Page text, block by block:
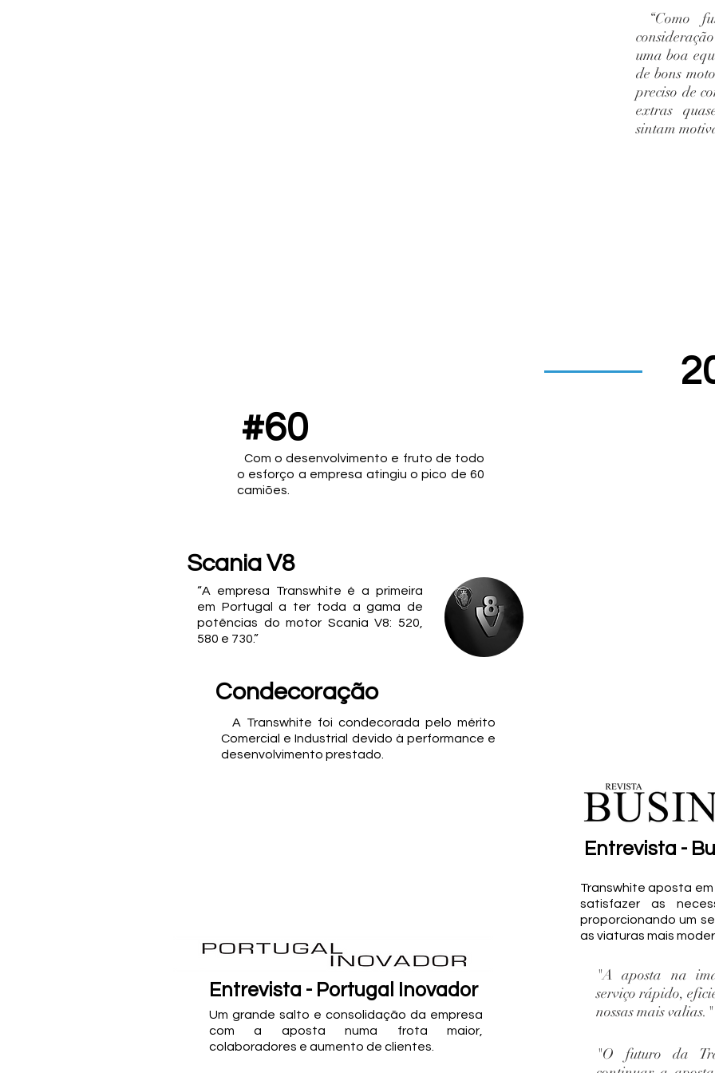
“Como
uma boa
de bons
preciso de
extras
sintam
#60
Com o desenvolvimento e fruto de todo
o esforço a empresa atingiu o pico de 60
camiões.
Scania V8
“A empresa Transwhite é a primeira
em Portugal a ter toda a gama de
potências do motor Scania V8: 520,
580 e 730.”
Condecoração
A Transwhite foi condecorada pelo mérito
Comercial e Industrial devido à performance e
desenvolvimento prestado.
Entrevista - Portugal Inovador
Um grande salto e consolidação da empresa
com a aposta numa frota maior,
colaboradores e aumento de clientes.
Entrevista -
Transwhite aposta
satisfazer as
proporcionando um
as viaturas mais
"A aposta na
serviço rápido,
nossas mais valias."
"O futuro da